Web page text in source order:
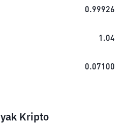
0.99926
1.04
0.07100
Kripto